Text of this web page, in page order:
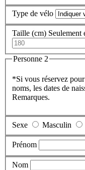
Type de vélo
Taille (cm) Seulement
Personne 2
*Si vous réservez
noms, les dates de
Remarques.
Sexe Masculin
Prénom
Nom